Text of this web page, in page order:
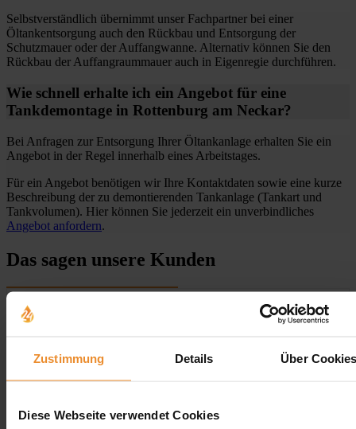
Zustimmung Details Über
Diese Webseite verwendet Cookies
Selbstverständlich übernimmt unser Fachpartner bei einer
Öltankentsorgung auch den Rückbau und Entsorgung der
Schutzmauer oder der Auffangwanne. Alternativ können Sie den
Rückbau der Auffangraummauer auch in Eigenregie durchführen.
Wie schnell erhalte ich ein Angebot für eine
Tankdemontage in Rottenburg am Neckar?
Bei Anfragen zur Entsorgung Ihrer Öltankanlage erhalten Sie ein
Angebot in der Regel innerhalb eines Arbeitstages.
Für ein Angebot benötigen wir Ihre Kontaktdaten sowie eine kurze
Beschreibung der zu demontierenden Tankanlage (Tankart und
Tankvolumen). Hier können Sie jederzeit ein unverbindliches
Angebot anfordern.
Das sagen unsere Kunden
Klicken Sie hier um Ihre Einstellungen zu bearbeiten.